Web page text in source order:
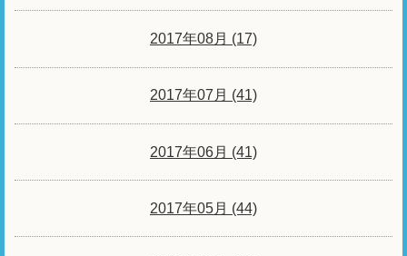
2017年08月 (17)
2017年07月 (41)
2017年06月 (41)
2017年05月 (44)